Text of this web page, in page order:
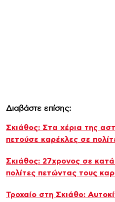
Διαβάστε επίσης:
Σκιάθος: Στα χέρια της
πετούσε καρέκλες σε
Σκιάθος: 27χρονος σε
πολίτες πετώντας τους
Τροχαίο στη Σκιάθο: